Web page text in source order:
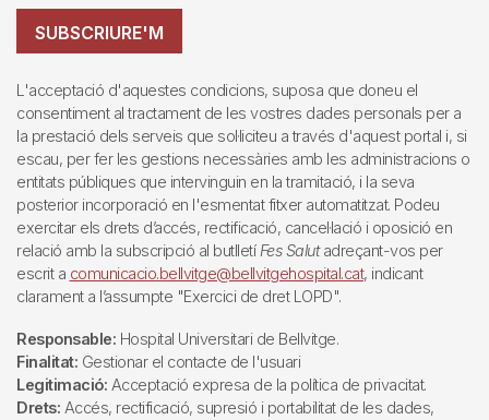
SUBSCRIURE'M
L'acceptació d'aquestes condicions, suposa que doneu el
consentiment al tractament de les vostres dades personals per a
la prestació dels serveis que sol·liciteu a través d'aquest portal i, si
escau, per fer les gestions necessàries amb les administracions o
entitats públiques que intervinguin en la tramitació, i la seva
posterior incorporació en l'esmentat fitxer automatitzat. Podeu
exercitar els drets d’accés, rectificació, cancel·lació i oposició en
relació amb la subscripció al butlletí Fes Salutadreçant-vos per
escrit a comunicacio.bellvitge@bellvitgehospital.cat, indicant
clarament a l’assumpte "Exercici de dret LOPD".
Responsable: Hospital Universitari de Bellvitge.
Finalitat: Gestionar el contacte de l'usuari
Legitimació: Acceptació expresa de la política de privacitat.
Drets: Accés, rectificació, supresió i portabilitat de les dades,